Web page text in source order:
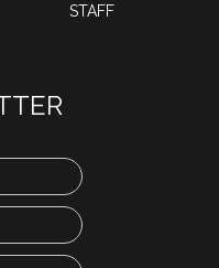
STAFF